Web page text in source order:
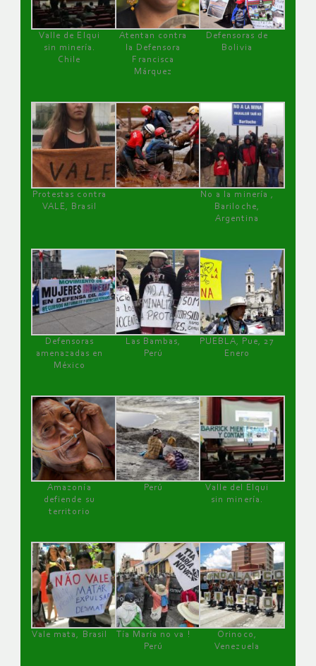
Valle de Elqui
sin minería.
Chile
Atentan contra
la Defensora
Francisca
Márquez
Defensoras de
Bolivia
Protestas contra
VALE, Brasil
No a la minería ,
Bariloche,
Argentina
Defensoras
amenazadas en
México
Las Bambas,
Perú
PUEBLA, Pue, 27
Enero
Amazonía
defiende su
territorio
Perú
Valle del Elqui
sin minería.
Vale mata, Brasil
Tía María no va !
Perú
Orinoco,
Venezuela